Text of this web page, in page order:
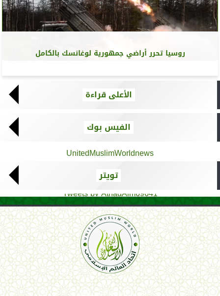
روسيا تحرر أراضي جمهورية لوغانسك بالكامل
الأعلى قراءة
الفيس بوك
UnitedMuslimWorldnews
تويتر
Tweets by AthadAlm69641